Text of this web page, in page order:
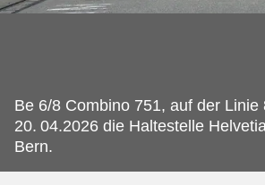
Be 6/8 Combino 751, auf der Linie
20. 04.2026 die Haltestelle
Bern.